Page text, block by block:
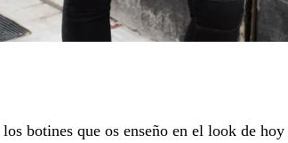
botines que os enseño en el look de